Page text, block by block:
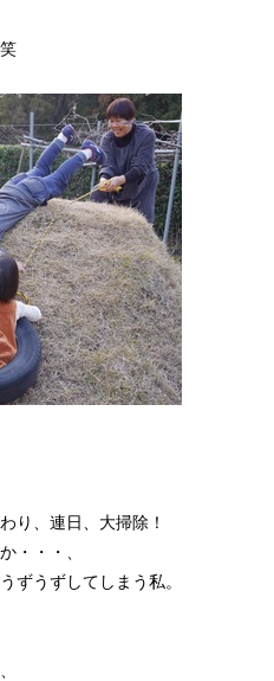
り、連日、大掃除！
・・・、
ずうずしてしまう私。